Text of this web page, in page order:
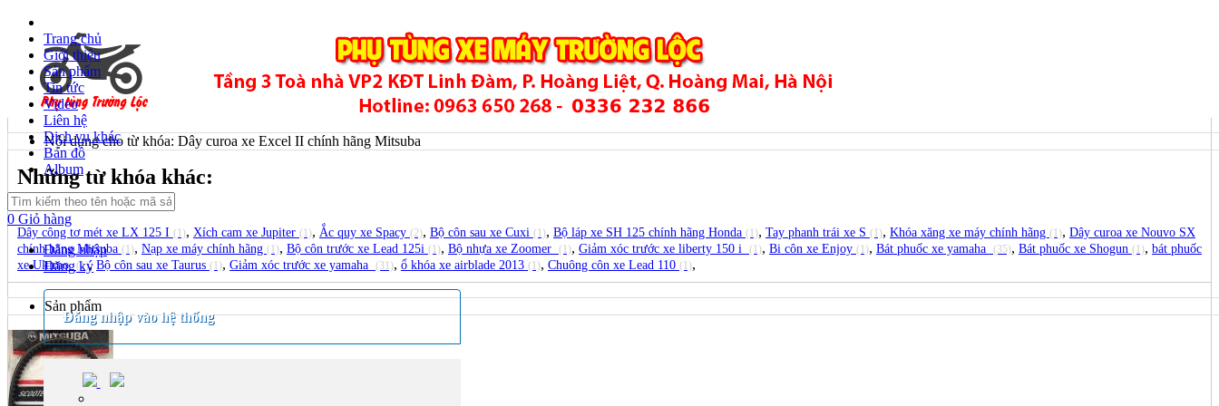
Trang chủ
Giới thiệu
Sản phẩm
Tin tức
Video
Liên hệ
Dịch vụ khác
Bản đồ
Album
0 Giỏ hàng
Đăng nhập
Đăng ký
Đăng nhập vào hệ thống
Nội dung cho từ khóa: Dây curoa xe Excel II chính hãng Mitsuba
Những từ khóa khác:
Dây công tơ mét xe LX 125 I (1), Xích cam xe Jupiter (1), Ắc quy xe Spacy (2), Bộ côn sau xe Cuxi (1), Bộ láp xe SH 125 chính hãng Honda (1), Tay phanh trái xe S (1), Khóa xăng xe máy chính hãng (1), Dây curoa xe Nouvo SX
chính hãng Mitsuba (1), Nạp xe máy chính hãng (1), Bộ côn trước xe Lead 125i (1), Bộ nhựa xe Zoomer (1), Giảm xóc trước xe liberty 150 i (1), Bi côn xe Enjoy (1), Bát phuốc xe yamaha (35), Bát phuốc xe Shogun (1), bát phuốc
xe Ultimo(1), Bộ côn sau xe Taurus (1), Giảm xóc trước xe yamaha (31), ổ khóa xe airblade 2013 (1), Chuông côn xe Lead 110 (1),
Sản phẩm